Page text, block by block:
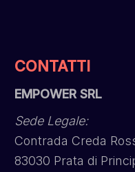
CONTATTI
EMPOWER SRL
Sede Legale:
Contrada Creda
83030 Prata di